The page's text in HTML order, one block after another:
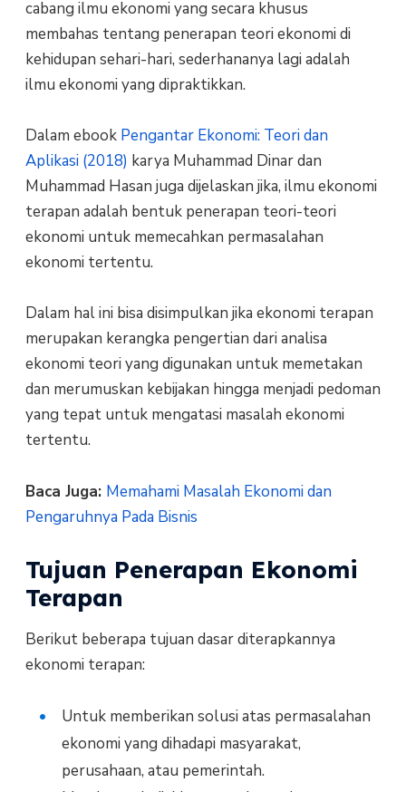
cabang ilmu ekonomi yang secara khusus
membahas tentang penerapan teori ekonomi di
kehidupan sehari-hari, sederhananya lagi adalah
ilmu ekonomi yang dipraktikkan.
Dalam ebookPengantar Ekonomi: Teori dan
Aplikasi (2018) karya Muhammad Dinar dan
Muhammad Hasan juga dijelaskan jika, ilmu ekonomi
terapan adalah bentuk penerapan teori-teori
ekonomi untuk memecahkan permasalahan
ekonomi tertentu.
Dalam hal ini bisa disimpulkan jika ekonomi terapan
merupakan kerangka pengertian dari analisa
ekonomi teori yang digunakan untuk memetakan
dan merumuskan kebijakan hingga menjadi pedoman
yang tepat untuk mengatasi masalah ekonomi
tertentu.
Baca Juga: Memahami Masalah Ekonomi dan
Pengaruhnya Pada Bisnis
Tujuan Penerapan Ekonomi
Terapan
Berikut beberapa tujuan dasar diterapkannya
ekonomi terapan:
Untuk memberikan solusi atas permasalahan
ekonomi yang dihadapi masyarakat,
perusahaan, atau pemerintah.